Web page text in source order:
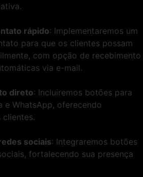
rápido: Implementaremos um
para que os clientes possam
com opção de recebimento
via e-mail.
direto: Incluiremos botões para
e WhatsApp, oferecendo
clientes.
sociais: Integraremos botões
fortalecendo sua presença